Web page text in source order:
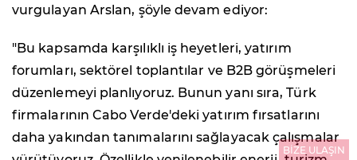
vurgulayan Arslan, şöyle devam ediyor:
"Bu kapsamda karşılıklı iş heyetleri, yatırım
forumları, sektörel toplantılar ve B2B görüşmeleri
düzenlemeyi planlıyoruz. Bunun yanı sıra, Türk
firmalarının Cabo Verde'deki yatırım fırsatlarını
daha yakından tanımalarını sağlayacak çalışmalar
BİZE ULAŞIN